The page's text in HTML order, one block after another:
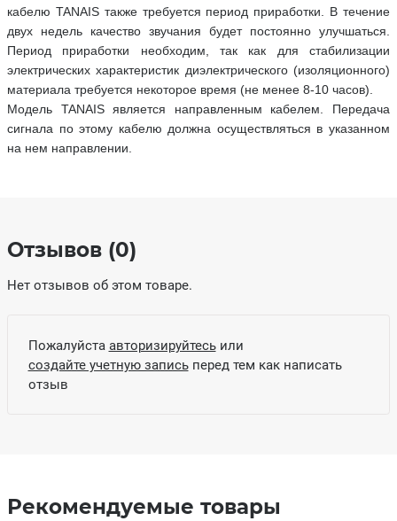
кабелю TANAIS также требуется период приработки. В течение
двух недель качество звучания будет постоянно улучшаться.
Период приработки необходим, так как для стабилизации
электрических характеристик диэлектрического (изоляционного)
материала требуется некоторое время (не менее 8-10 часов).
Модель TANAIS является направленным кабелем. Передача
сигнала по этому кабелю должна осуществляться в указанном
на нем направлении.
Отзывов (0)
Нет отзывов об этом товаре.
Пожалуйста авторизируйтесьили
создайте учетную записьперед тем как написать
отзыв
Рекомендуемые товары